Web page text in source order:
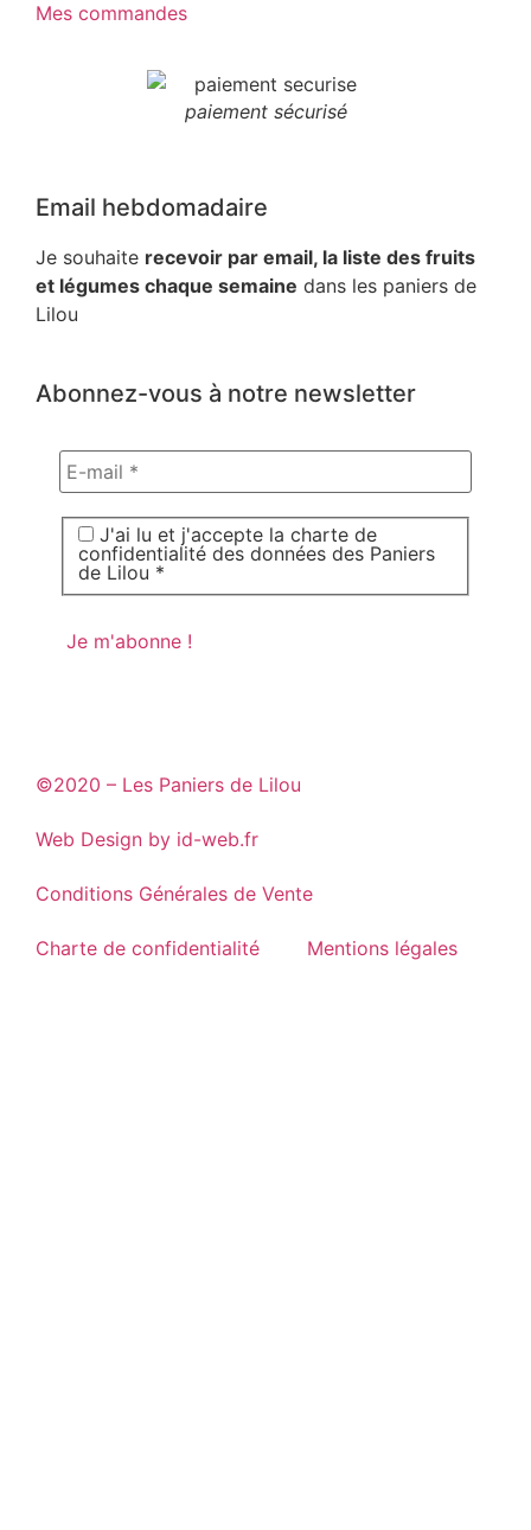
Mes commandes
paiement sécurisé
Email hebdomadaire
Je souhaite recevoir par email, la liste des fruits
et légumes chaque semaine dans les paniers de
Lilou
Abonnez-vous à notre newsletter
J'ai lu et j'accepte la charte de
confidentialité des données des Paniers
de Lilou *
©2020 – Les Paniers de Lilou
Web Design by id-web.fr
Conditions Générales de Vente
Charte de confidentialité Mentions légales